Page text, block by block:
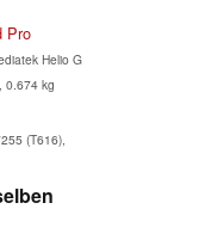
Pro
Helio G
0.674 kg
(T616),